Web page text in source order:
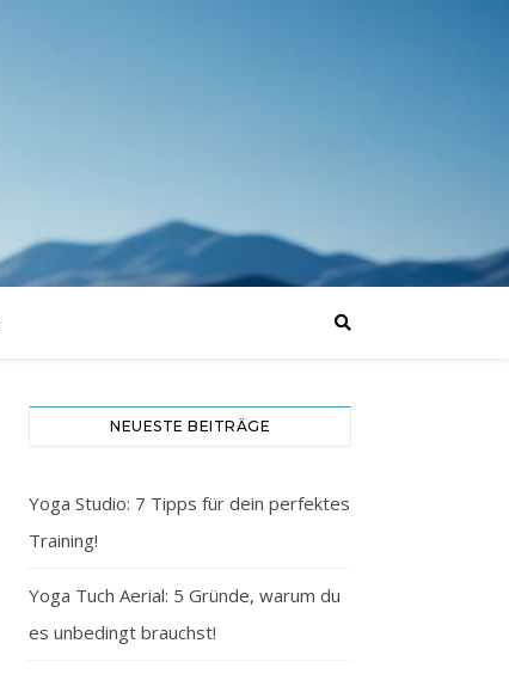
NEUESTE BEITRÄGE
Yoga Studio: 7 Tipps für dein perfektes
Training!
Yoga Tuch Aerial: 5 Gründe, warum du
es unbedingt brauchst!